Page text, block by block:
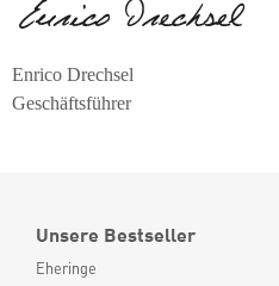
Enrico Drechsel
Geschäftsführer
Unsere Bestseller
Eheringe